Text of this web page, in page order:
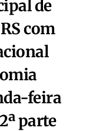
de
com
feira
parte